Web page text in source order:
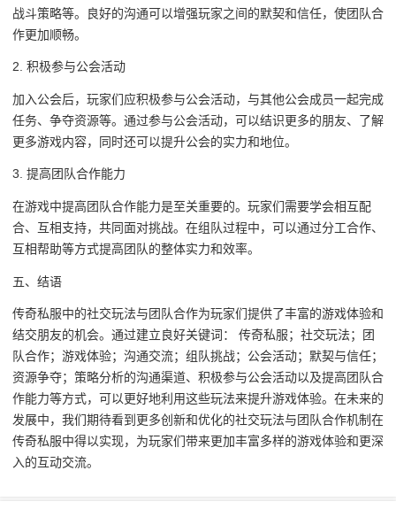
战斗策略等。良好的沟通可以增强玩家之间的默契和信任，使团队合
作更加顺畅。
2. 积极参与公会活动
加入公会后，玩家们应积极参与公会活动，与其他公会成员一起完成
任务、争夺资源等。通过参与公会活动，可以结识更多的朋友、了解
更多游戏内容，同时还可以提升公会的实力和地位。
3. 提高团队合作能力
在游戏中提高团队合作能力是至关重要的。玩家们需要学会相互配
合、互相支持，共同面对挑战。在组队过程中，可以通过分工合作、
互相帮助等方式提高团队的整体实力和效率。
五、结语
传奇私服中的社交玩法与团队合作为玩家们提供了丰富的游戏体验和
结交朋友的机会。通过建立良好关键词： 传奇私服；社交玩法；团
队合作；游戏体验；沟通交流；组队挑战；公会活动；默契与信任；
资源争夺；策略分析的沟通渠道、积极参与公会活动以及提高团队合
作能力等方式，可以更好地利用这些玩法来提升游戏体验。在未来的
发展中，我们期待看到更多创新和优化的社交玩法与团队合作机制在
传奇私服中得以实现，为玩家们带来更加丰富多样的游戏体验和更深
入的互动交流。